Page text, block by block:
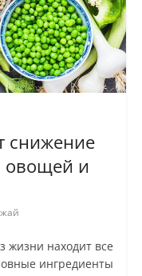
снижение
овощей и
жизни находит все
ингредиенты